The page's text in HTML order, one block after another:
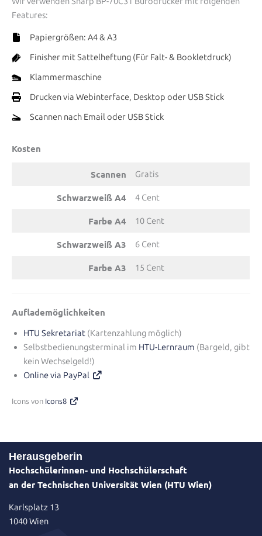
Features:
Papiergrößen: A4 & A3
Finisher mit Sattelheftung (Für Falt- & Bookletdruck)
Klammermaschine
Drucken via Webinterface, Desktop oder USB Stick
Scannen nach Email oder USB Stick
Kosten
Scannen Gratis
Schwarzweiß A4 4 Cent
Farbe A4 10 Cent
Schwarzweiß A3 6 Cent
Farbe A3 15 Cent
Auflademöglichkeiten
HTU Sekretariat (Kartenzahlung möglich)
Selbstbedienungsterminal im HTU-Lernraum (Bargeld, gibt
kein Wechselgeld!)
Online via PayPal
Icons von Icons8
Herausgeberin
Hochschülerinnen- und Hochschülerschaft
an der Technischen Universität Wien (HTU Wien)
Karlsplatz 13
1040 Wien